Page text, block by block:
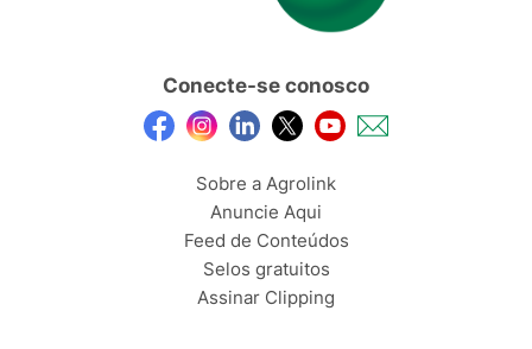
Conecte-se conosco
Sobre a Agrolink
Anuncie Aqui
Feed de Conteúdos
Selos gratuitos
Assinar Clipping